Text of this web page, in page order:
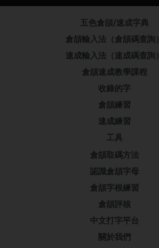
五色倉頡/速成字典
倉頡輸入法（倉頡碼查詢）
速成輸入法（速成碼查詢）
倉頡速成教學課程
收錄的字
倉頡練習
速成練習
工具
倉頡取碼方法
認識倉頡字母
倉頡字根練習
倉頡評核
中文打字平台
關於我們